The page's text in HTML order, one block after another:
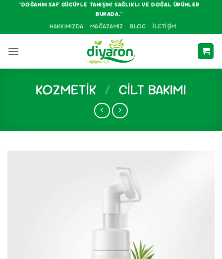
İçeriğe"DOĞANIN SAF GÜCÜYLE TANIŞIN! SAĞLIKLI VE DOĞAL ÜRÜNLER
BURADA."
HAKKIMIZDA MAĞAZAMIZ BLOG İLETIŞIM
KOZMETIK / CILT BAKIMI